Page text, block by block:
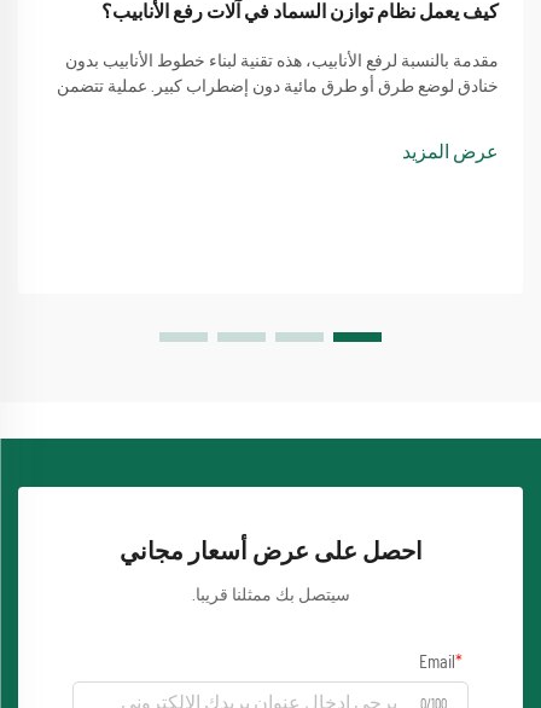
كيف يعمل نظام توازن السماد في آلات رفع الأنابيب؟
مقدمة بالنسبة لرفع الأنابيب، هذه تقنية لبناء خطوط الأنابيب بدون
خنادق لوضع طرق أو طرق مائية دون إضطراب كبير. عملية تتضمن
عرض المزيد
احصل على عرض أسعار مجاني
سيتصل بك ممثلنا قريبا.
Email
0/100